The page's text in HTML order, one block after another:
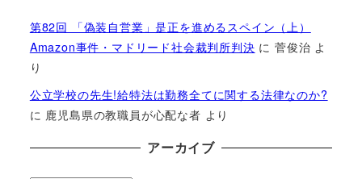
第82回 「偽装自営業」是正を進めるスペイン（上）
Amazon事件・マドリード社会裁判所判決 に菅俊治 よ
り
公立学校の先生!給特法は勤務全てに関する法律なのか?
に 鹿児島県の教職員が心配な者 より
アーカイブ